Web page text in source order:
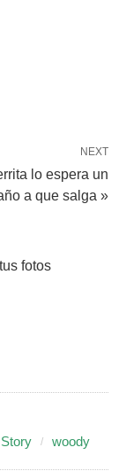
NEXT
lo espera un
a que salga »
fotos
woody